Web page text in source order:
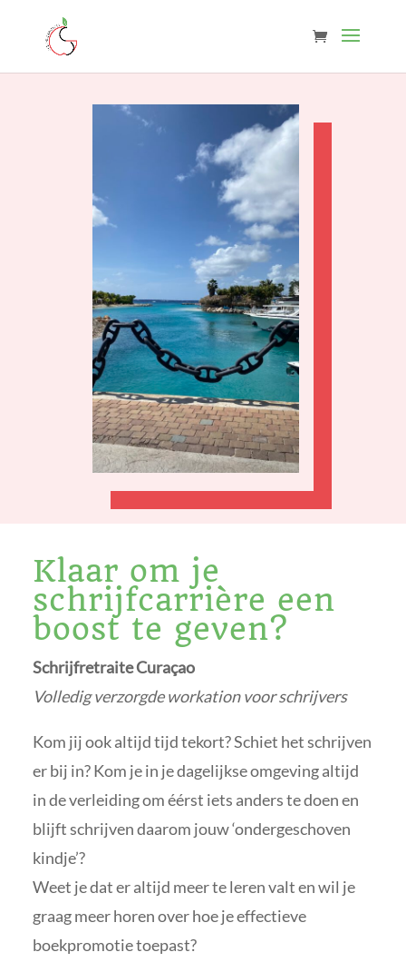
Klaar om je
schrijfcarrière een
boost te geven?
Schrijfretraite Curaçao
Volledig verzorgde workation voor schrijvers
Kom jij ook altijd tijd tekort? Schiet het schrijven
er bij in? Kom je in je dagelijkse omgeving altijd
in de verleiding om éérst iets anders te doen en
blijft schrijven daarom jouw ‘ondergeschoven
kindje’?
Weet je dat er altijd meer te leren valt en wil je
graag meer horen over hoe je effectieve
boekpromotie toepast?